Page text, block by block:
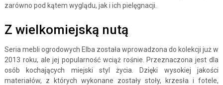
zarówno pod kątem wyglądu, jak i ich pielęgnacji.
Z wielkomiejską nutą
Seria mebli ogrodowych Elba została wprowadzona do kolekcji już w
2013 roku, ale jej popularność wciąż rośnie. Przeznaczona jest dla
osób kochających miejski styl życia. Dzięki wysokiej jakości
materiałów, z których wykonane zostały stoły, krzesła i fotele,